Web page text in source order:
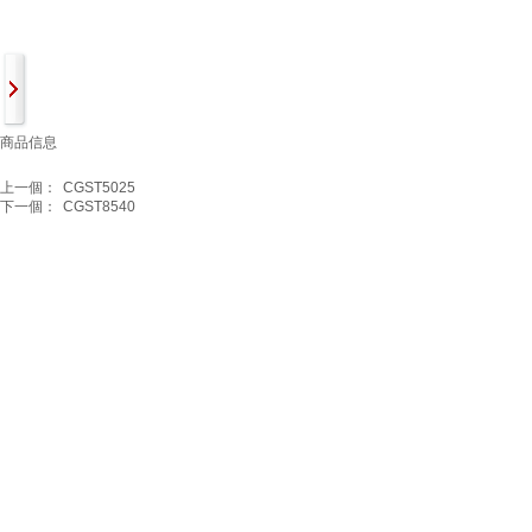
商品信息
上一個：
CGST5025
下一個：
CGST8540